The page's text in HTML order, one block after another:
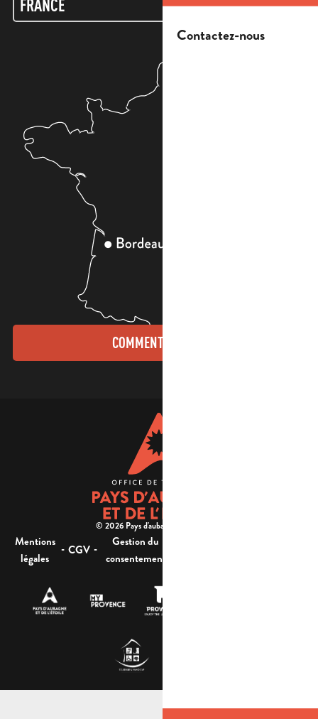
Contactez-nous
COMMENT VENIR ?
© 2026 Pays d'aubagne et de l'étoile -
Mentions
légales
- CGV -
Gestion du
consentement